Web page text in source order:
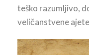
teško razumljivo,
veličanstvene